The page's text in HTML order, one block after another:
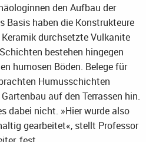
den Aufbau der
Basis haben die Konstrukteure
durchsetzte Vulkanite
bestehen hingegen
humosen Böden. Belege für
Humusschichten
auf den Terrassen hin.
dabei nicht. »Hier wurde also
gearbeitet«, stellt Professor